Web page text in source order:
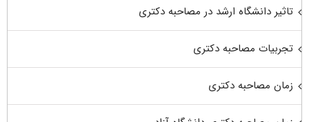
تاثیر دانشگاه ارشد در مصاحبه دکتری
تجربیات مصاحبه دکتری
زمان مصاحبه دکتری